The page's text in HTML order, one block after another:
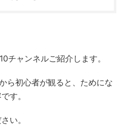
チャンネルご紹介します。
ら初心者が観ると、ためにな
す。
い。